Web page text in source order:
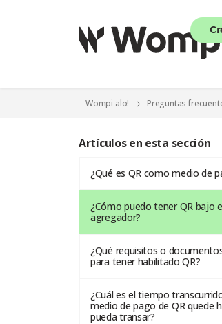
Wompi alo! Preguntas
Artículos en esta sección
¿Qué es QR como medio de
¿Cómo puedo tener QR bajo
agregador?
¿Qué requisitos o
para tener habilitado QR?
¿Cuál es el tiempo
medio de pago de QR quede
pueda transar?